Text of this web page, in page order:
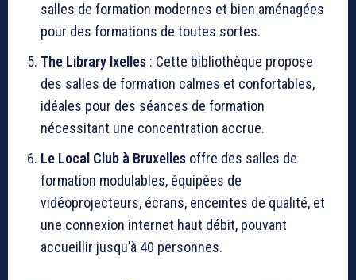
salles de formation modernes et bien aménagées
pour des formations de toutes sortes.
The Library Ixelles : Cette bibliothèque propose
des salles de formation calmes et confortables,
idéales pour des séances de formation
nécessitant une concentration accrue.
Le Local Club à Bruxelles offre des salles de
formation modulables, équipées de
vidéoprojecteurs, écrans, enceintes de qualité, et
une connexion internet haut débit, pouvant
accueillir jusqu’à 40 personnes.